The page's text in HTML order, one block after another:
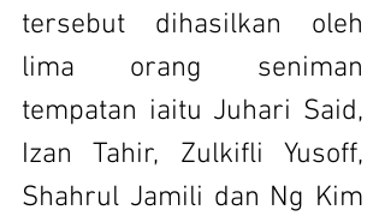
tersebut dihasilkan oleh
lima orang seniman
tempatan iaitu Juhari Said,
Izan Tahir, Zulkifli Yusoff,
Shahrul Jamili dan Ng Kim